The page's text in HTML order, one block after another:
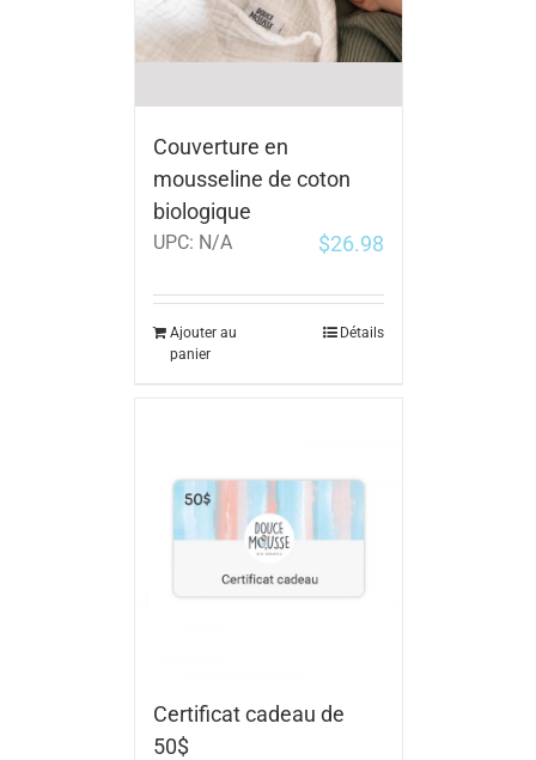
Couverture en
mousseline de coton
biologique
UPC: N/A $26.98
Ajouter au
panier
Détails
Certificat cadeau de
50$